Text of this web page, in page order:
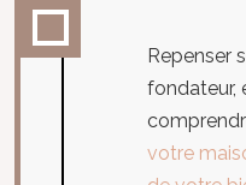
Repenser
fondateur,
votre